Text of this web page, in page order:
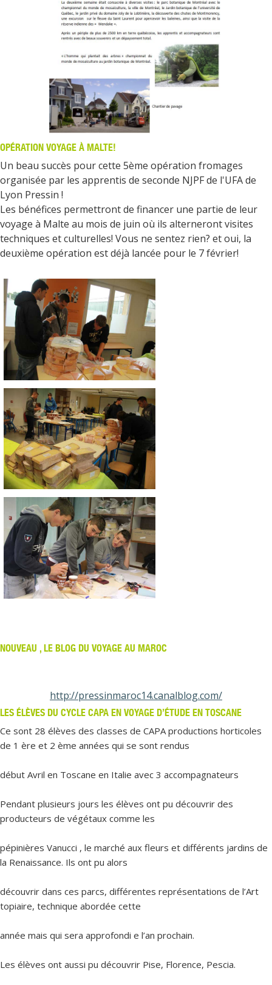
OPÉRATION VOYAGE À MALTE!
Un beau succès pour cette 5ème opération fromages
organisée par les apprentis de seconde NJPF de l'UFA de
Lyon Pressin !
Les bénéfices permettront de financer une partie de leur
voyage à Malte au mois de juin où ils alterneront visites
techniques et culturelles! Vous ne sentez rien? et oui, la
deuxième opération est déjà lancée pour le 7 février!
NOUVEAU , LE BLOG DU VOYAGE AU MAROC
http://pressinmaroc14.canalblog.com/
LES ÉLÈVES DU CYCLE CAPA EN VOYAGE D’ÉTUDE EN TOSCANE
Ce sont 28 élèves des classes de CAPA productions horticoles
de 1 ère et 2 ème années qui se sont rendus
début Avril en Toscane en Italie avec 3 accompagnateurs
Pendant plusieurs jours les élèves ont pu découvrir des
producteurs de végétaux comme les
pépinières Vanucci , le marché aux fleurs et différents jardins de
la Renaissance. Ils ont pu alors
découvrir dans ces parcs, différentes représentations de l’Art
topiaire, technique abordée cette
année mais qui sera approfondi e l’an prochain.
Les élèves ont aussi pu découvrir Pise, Florence, Pescia.